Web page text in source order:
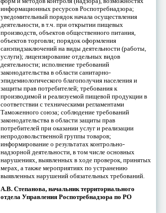
информационных ресурсов Роспотребнадзора;
уведомительный порядок начала осуществления
деятельности, в т.ч. при открытии пищевых
производств, объектов общественного питания,
объектов торговли; порядок оформления
санэпидзаключений на виды деятельности (работы,
услуги); лицензирование отдельных видов
деятельности; исполнение требований
законодательства в области санитарно-
эпидемиологического благополучия населения и
защиты прав потребителей; требования к
производимой и реализуемой пищевой продукции в
соответствии с техническими регламентами
Таможенного союза; соблюдение требований
законодательства в области защиты прав
потребителей при оказании услуг и реализации
непродовольственной группы товаров;
информирование о результатах контрольно-
надзорной деятельности, в том числе основных
нарушениях, выявленных в ходе проверок, принятых
мерах, а также мероприятиях по устранению
выявленных нарушений обязательных требований.
А.В. Степанова, начальник территориального
отдела Управления Роспотребнадзора по РО